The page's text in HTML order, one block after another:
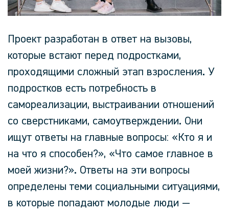
Проект разработан в ответ на вызовы,
которые встают перед подростками,
проходящими сложный этап взросления. У
подростков есть потребность в
самореализации, выстраивании отношений
со сверстниками, самоутверждении. Они
ищут ответы на главные вопросы: «Кто я и
на что я способен?», «Что самое главное в
моей жизни?». Ответы на эти вопросы
определены теми социальными ситуациями,
в которые попадают молодые люди —